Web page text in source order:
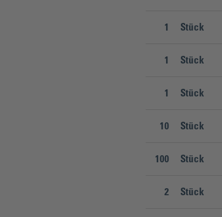
1 Stück
1 Stück
1 Stück
10 Stück
100 Stück
2 Stück